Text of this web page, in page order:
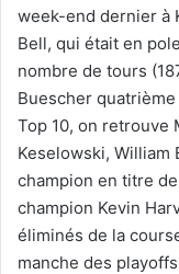
week-end dernier à
Bell, qui était en
nombre de tours
Buescher
Top 10, on retrouve
Keselowski, William
champion en titre
champion Kevin
éliminés de la
manche des